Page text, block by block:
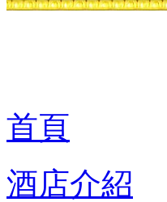
首頁
酒店介紹